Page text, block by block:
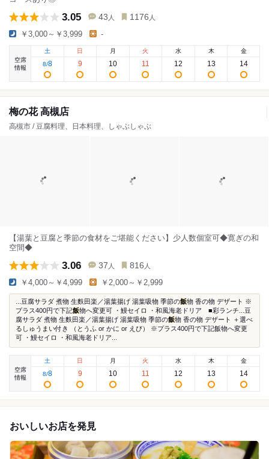
3.05 43 人 1176 人
￥3,000～￥3,999 -
空席
情報
土
8/8
日
9
月
10
火
11
水
12
木
13
金
14
梅の花 高槻店
高槻市 / 豆腐料理、日本料理、しゃぶしゃぶ
【湯葉と豆腐と季節の食材をご堪能ください】少人数個室可◆寛ぎの和
空間◆
3.06 37 人 816 人
￥4,000～￥4,999 ￥2,000～￥2,999
...豆腐サラダ 煮物 生麩田楽／湯葉揚げ 湯葉吸物 季節の飯物 香の物 デザート ※
プラス400円で下記飯物へ変更可 ・鰻セイロ ・和風海老ドリア ■彩ランチ...豆
腐サラダ 煮物 生麩田楽／湯葉揚げ 湯葉吸物 季節の飯物 香の物 デザート ＋選べ
るしゅうまい付き （とうふ or かに or えび） ※プラス400円で下記飯物へ変更
可 ・鰻セイロ ・和風海老ドリア...
空席
情報
土
8/8
日
9
月
10
火
11
水
12
木
13
金
14
おいしいお店を発見